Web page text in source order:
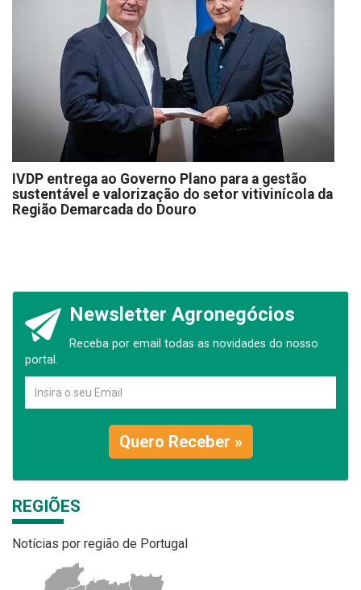
IVDP entrega ao Governo Plano para a gestão
sustentável e valorização do setor vitivinícola da
Região Demarcada do Douro
Newsletter Agronegócios
Receba por email todas as novidades do nosso
portal.
Quero Receber »
REGIÕES
Notícias por região de Portugal